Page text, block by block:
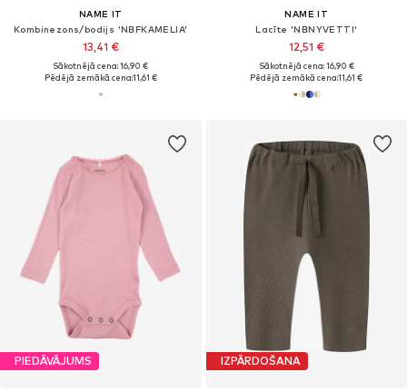
NAME IT
Kombinezons/bodijs 'NBFKAMELIA'
13,41 €
Sākotnējā cena: 16,90 €
Pēdējā zemākā cena:11,61 €
NAME IT
Lacīte 'NBNYVETTI'
12,51 €
Sākotnējā cena: 16,90 €
Pēdējā zemākā cena:11,61 €
PIEDĀVĀJUMS IZPĀRDOŠANA